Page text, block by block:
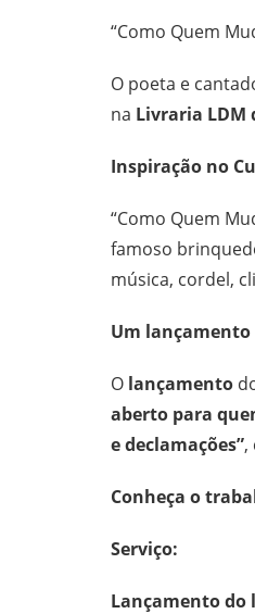
“Como Quem
O poeta e
na Livraria LDM
Inspiração no
“Como Quem
famoso
música, cordel,
Um
O lançamento
aberto para
e declamações”,
Conheça o
Serviço:
Lançamento do